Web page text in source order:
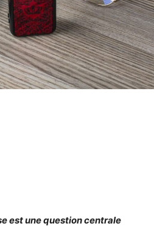
est une question centrale